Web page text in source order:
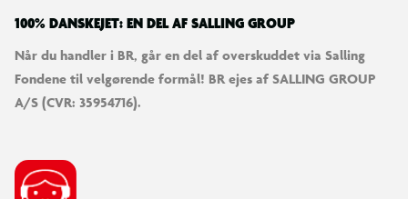
100% DANSKEJET: EN DEL AF SALLING GROUP
Når du handler i BR, går en del af overskuddet via Salling
Fondene til velgørende formål! BR ejes af SALLING GROUP
A/S (CVR: 35954716).